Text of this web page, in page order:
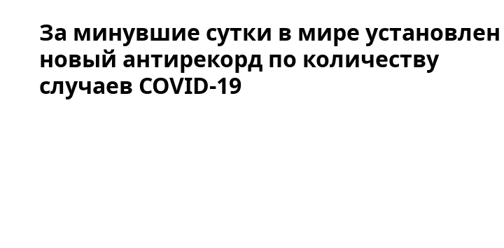
За минувшие сутки в мире установлен
новый антирекорд по количеству
случаев COVID-19